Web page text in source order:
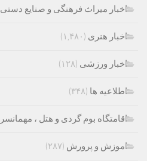
اخبار میراث فرهنگی و صنایع دستی
اخبار هنری (۱,۴۸۰)
اخبار ورزشی (۱۲۸)
اطلاعیه ها (۳۴۸)
اقامتگاه بوم گردی و هتل ، مهمانسرا
اموزش و پرورش (۲۸۷)